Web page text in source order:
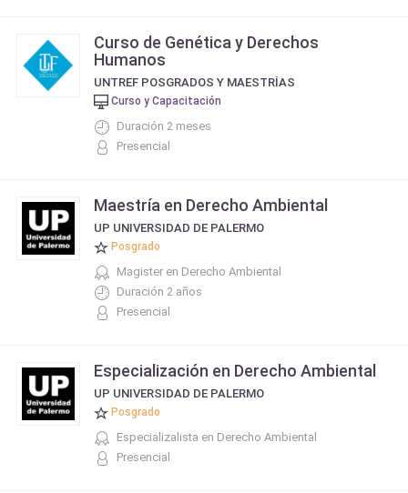
Curso de Genética y Derechos
Humanos
UNTREF POSGRADOS Y MAESTRÍAS
Curso y Capacitación
Duración 2 meses
Presencial
Maestría en Derecho Ambiental
UP UNIVERSIDAD DE PALERMO
Posgrado
Magister en Derecho Ambiental
Duración 2 años
Presencial
Especialización en Derecho Ambiental
UP UNIVERSIDAD DE PALERMO
Posgrado
Especializalista en Derecho Ambiental
Presencial